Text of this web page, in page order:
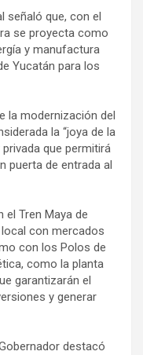
señaló que, con el
se proyecta como
y manufactura
Yucatán para los
la modernización del
la “joya de la
que permitirá
puerta de entrada al
Tren Maya de
con mercados
con los Polos de
como la planta
garantizarán el
y generar
destacó